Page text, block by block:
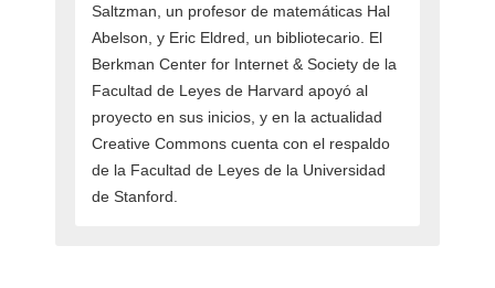
Saltzman, un profesor de matemáticas Hal
Abelson, y Eric Eldred, un bibliotecario. El
Berkman Center for Internet & Society de la
Facultad de Leyes de Harvard apoyó al
proyecto en sus inicios, y en la actualidad
Creative Commons cuenta con el respaldo
de la Facultad de Leyes de la Universidad
de Stanford.